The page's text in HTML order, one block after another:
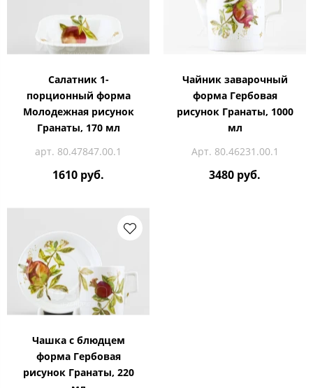
Салатник 1-
порционный форма
Молодежная рисунок
Гранаты, 170 мл
арт. 80.47847.00.1
1610 руб.
Чайник заварочный
форма Гербовая
рисунок Гранаты, 1000
мл
Арт. 80.46231.00.1
3480 руб.
Чашка с блюдцем
форма Гербовая
рисунок Гранаты, 220